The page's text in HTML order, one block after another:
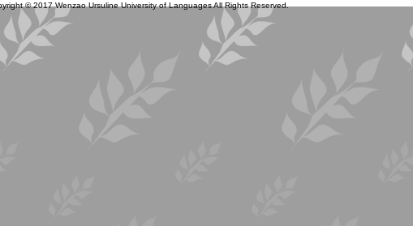
© 2017 Wenzao Ursuline University of Languages All Rights Reserved.